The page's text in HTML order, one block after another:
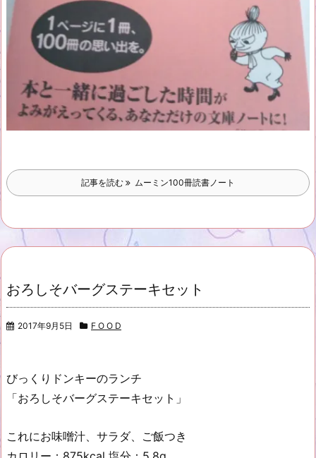
記事を読む ムーミン100冊読書ノート
おろしそバーグステーキセット
2017年9月5日 F O O D
びっくりドンキーのランチ
「おろしそバーグステーキセット」
これにお味噌汁、サラダ、ご飯つき